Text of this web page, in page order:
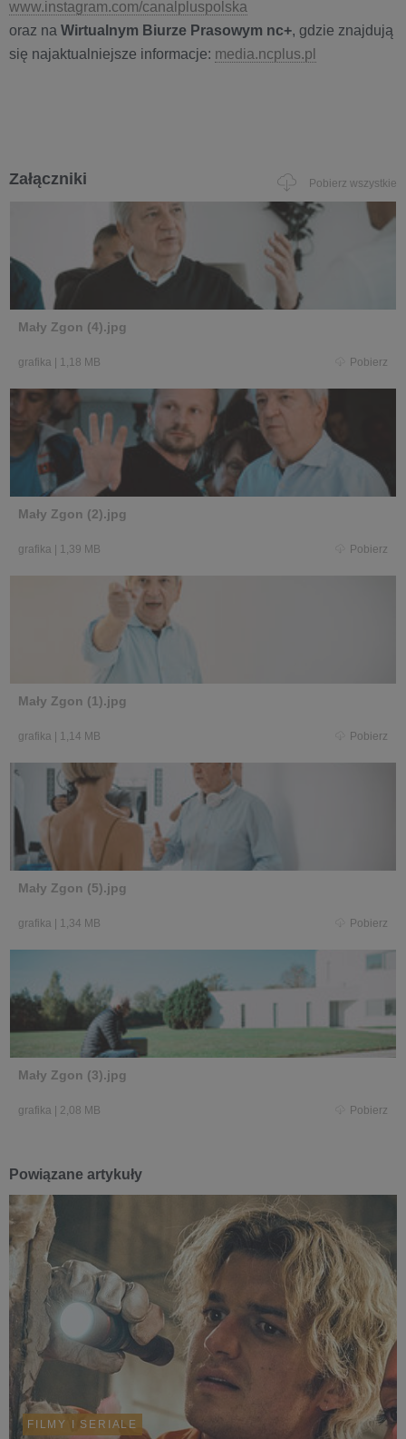
www.instagram.com/canalpluspolska
oraz na Wirtualnym Biurze Prasowym nc+, gdzie znajdują
się najaktualniejsze informacje: media.ncplus.pl
Załączniki Pobierz wszystkie
Mały Zgon (4).jpg
grafika 1,18 MB Pobierz
Mały Zgon (2).jpg
grafika 1,39 MB Pobierz
Mały Zgon (1).jpg
grafika 1,14 MB Pobierz
Mały Zgon (5).jpg
grafika 1,34 MB Pobierz
Mały Zgon (3).jpg
grafika 2,08 MB Pobierz
Powiązane artykuły
FILMY I SERIALE